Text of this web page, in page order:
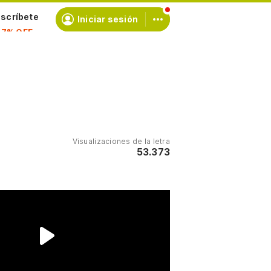
Iniciar sesión
Visualizaciones de la letra
53.373